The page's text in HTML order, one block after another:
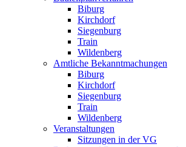
Biburg
Kirchdorf
Siegenburg
Train
Wildenberg
Amtliche Bekanntmachungen
Biburg
Kirchdorf
Siegenburg
Train
Wildenberg
Veranstaltungen
Sitzungen in der VG